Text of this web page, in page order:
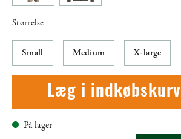
Størrelse
Small Medium X-large
Læg i indkøbskurv
På lager